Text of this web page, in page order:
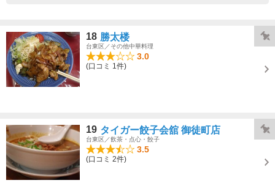
18 勝太楼
台東区／その他中華料理
3.0
(口コミ 1件)
19 タイガー餃子会舘 御徒町店
台東区／飲茶・点心・餃子
3.5
(口コミ 2件)